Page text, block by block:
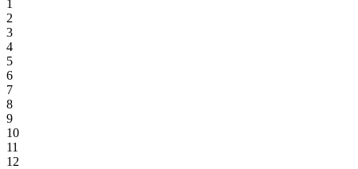
1
2
3
4
5
6
7
8
9
10
11
12